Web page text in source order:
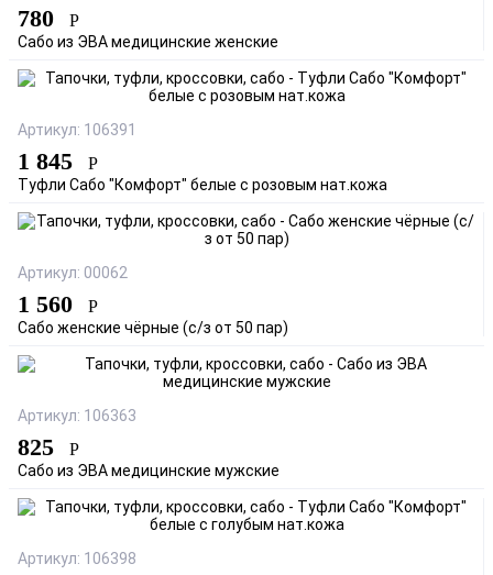
780 Р
Сабо из ЭВА медицинские женские
Артикул: 106391
1 845 Р
Туфли Сабо "Комфорт" белые с розовым нат.кожа
Артикул: 00062
1 560 Р
Сабо женские чёрные (с/з от 50 пар)
Артикул: 106363
825 Р
Сабо из ЭВА медицинские мужские
Артикул: 106398